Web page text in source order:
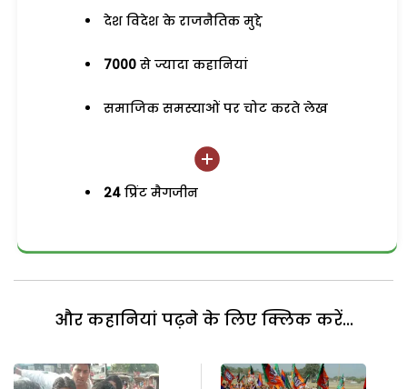
देश विदेश के राजनैतिक मुद्दे
7000 से ज्यादा कहानियां
समाजिक समस्याओं पर चोट करते लेख
24 प्रिंट मैगजीन
और कहानियां पढ़ने के लिए क्लिक करें...